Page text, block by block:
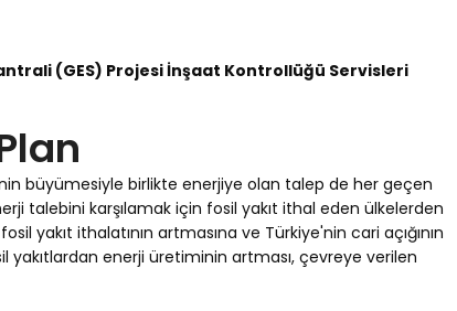
(GES) Projesi İnşaat Kontrollüğü Servisleri
büyümesiyle birlikte enerjiye olan talep de her geçen
talebini karşılamak için fosil yakıt ithal eden ülkelerden
yakıt ithalatının artmasına ve Türkiye'nin cari açığının
yakıtlardan enerji üretiminin artması, çevreye verilen